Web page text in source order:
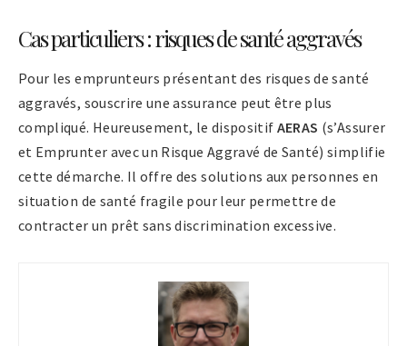
Cas particuliers : risques de santé aggravés
Pour les emprunteurs présentant des risques de santé
aggravés, souscrire une assurance peut être plus
compliqué. Heureusement, le dispositif AERAS (s’Assurer
et Emprunter avec un Risque Aggravé de Santé) simplifie
cette démarche. Il offre des solutions aux personnes en
situation de santé fragile pour leur permettre de
contracter un prêt sans discrimination excessive.